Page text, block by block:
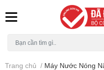
Trang chủ / Máy Nước Nóng